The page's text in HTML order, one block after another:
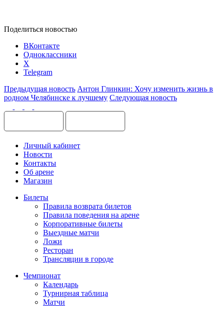
Поделиться новостью
ВКонтакте
Одноклассники
X
Telegram
Предыдущая новость Антон Глинкин: Хочу изменить жизнь в
родном Челябинске к лучшему Следующая новость
Личный кабинет
Новости
Контакты
Об арене
Магазин
Билеты
Правила возврата билетов
Правила поведения на арене
Корпоративные билеты
Выездные матчи
Ложи
Ресторан
Трансляции в городе
Чемпионат
Календарь
Турнирная таблица
Матчи